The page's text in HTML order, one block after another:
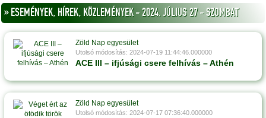
» ESEMÉNYEK, HÍREK, KÖZLEMÉNYEK - 2024, JÚLIUS 27 - SZOMBAT
Zöld Nap egyesület
Utolsó módosítás: 2024-07-19 11:44:46.000000
ACE III – ifjúsági csere felhívás – Athén
Zöld Nap egyesület
Utolsó módosítás: 2024-07-17 07:36:40.000000